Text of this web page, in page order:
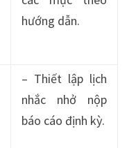
hướng dẫn.
– Thiết lập lịch
nhắc nhở nộp
báo cáo định kỳ.